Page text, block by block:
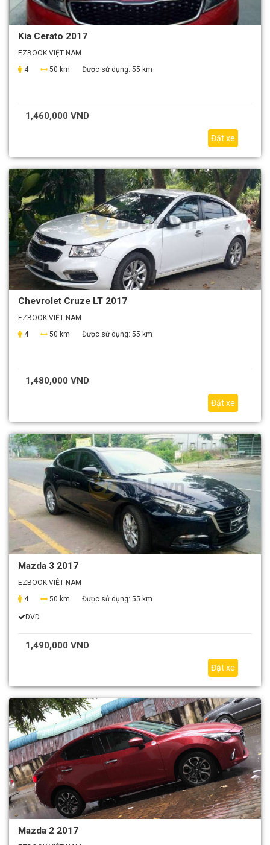
Kia Cerato 2017
EZBOOK VIỆT NAM
4
50 km Được sử dụng: 55 km
1,460,000 VND
Đặt xe
Chevrolet Cruze LT 2017
EZBOOK VIỆT NAM
4
50 km Được sử dụng: 55 km
1,480,000 VND
Đặt xe
Mazda 3 2017
EZBOOK VIỆT NAM
4
50 km Được sử dụng: 55 km
DVD
1,490,000 VND
Đặt xe
Mazda 2 2017